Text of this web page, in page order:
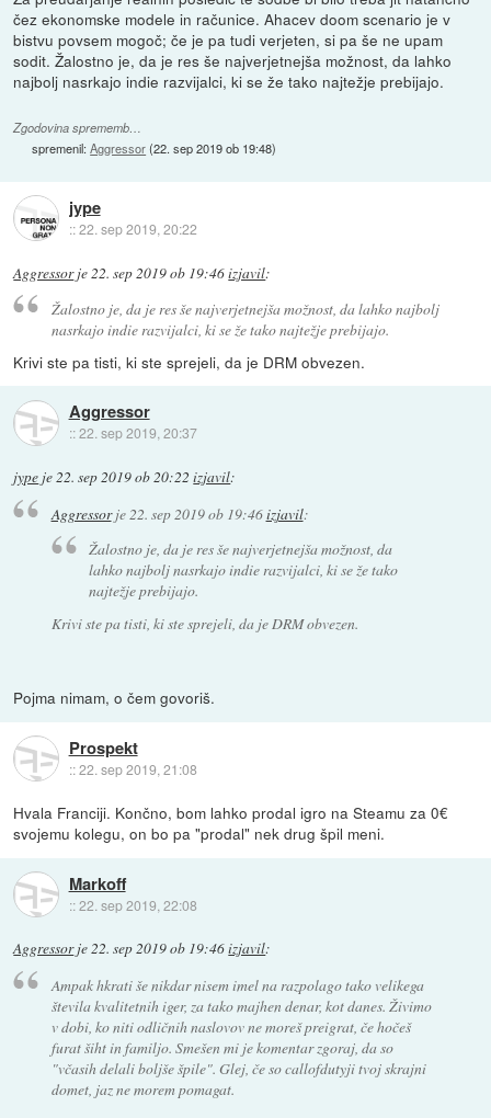
čez ekonomske modele in računice. Ahacev doom scenario je v
bistvu povsem mogoč; če je pa tudi verjeten, si pa še ne upam
sodit. Žalostno je, da je res še najverjetnejša možnost, da lahko
najbolj nasrkajo indie razvijalci, ki se že tako najtežje prebijajo.
Zgodovina sprememb…
spremenil:Aggressor(22. sep 2019 ob 19:48)
jype
::22. sep 2019, 20:22
Aggressorje 22. sep 2019 ob 19:46izjavil:
Žalostno je, da je res še najverjetnejša možnost, da lahko najbolj
nasrkajo indie razvijalci, ki se že tako najtežje prebijajo.
Krivi ste pa tisti, ki ste sprejeli, da je DRM obvezen.
Aggressor
::22. sep 2019, 20:37
jype je22. sep 2019 ob 20:22 izjavil:
Aggressorje 22. sep 2019 ob 19:46izjavil:
Žalostno je, da je res še najverjetnejša možnost, da
lahko najbolj nasrkajo indie razvijalci, ki se že tako
najtežje prebijajo.
Krivi ste pa tisti, ki ste sprejeli, da je DRM obvezen.
Pojma nimam, o čem govoriš.
Prospekt
::22. sep 2019, 21:08
Hvala Franciji. Končno, bom lahko prodal igro na Steamu za 0€
svojemu kolegu, on bo pa "prodal" nek drug špil meni.
Markoff
::22. sep 2019, 22:08
Aggressorje22. sep 2019 ob 19:46izjavil:
Ampak hkrati še nikdar nisem imel na razpolago tako velikega
števila kvalitetnih iger, za tako majhen denar, kot danes. Živimo
v dobi, ko niti odličnih naslovov ne moreš preigrat, če hočeš
furat šiht in familjo. Smešen mi je komentar zgoraj, da so
"včasih delali boljše špile". Glej, če so callofdutyji tvoj skrajni
domet, jaz ne morem pomagat.